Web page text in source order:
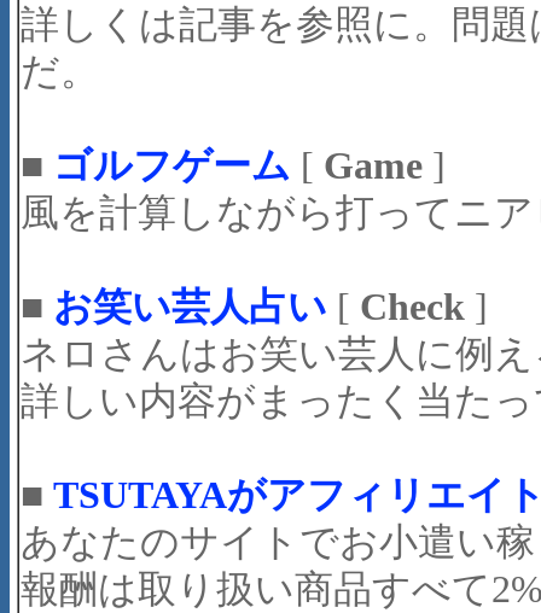
詳しくは記事を参照に。問
だ。
■ ゴルフゲーム [ Game ]
風を計算しながら打ってニ
■ お笑い芸人占い [ Check ]
ネロさんはお笑い芸人に例
詳しい内容がまったく当た
■ TSUTAYAがアフィリエイ
あなたのサイトでお小遣い
報酬は取り扱い商品すべて